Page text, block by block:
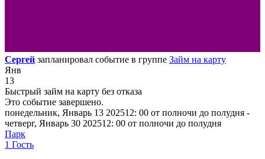
Сергей запланировал событие в группе Займ на карту
Янв
13
Быстрый займ на карту без отказа
Это событие завершено.
понедельник, Январь 13 202512: 00 от полночи до полудня -
четверг, Январь 30 202512: 00 от полночи до полудня
Парк
1 Гость